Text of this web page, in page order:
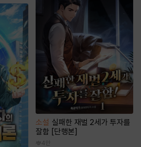
소설 실패한 재벌 2세가 투자를
잘함 [단행본]
4만